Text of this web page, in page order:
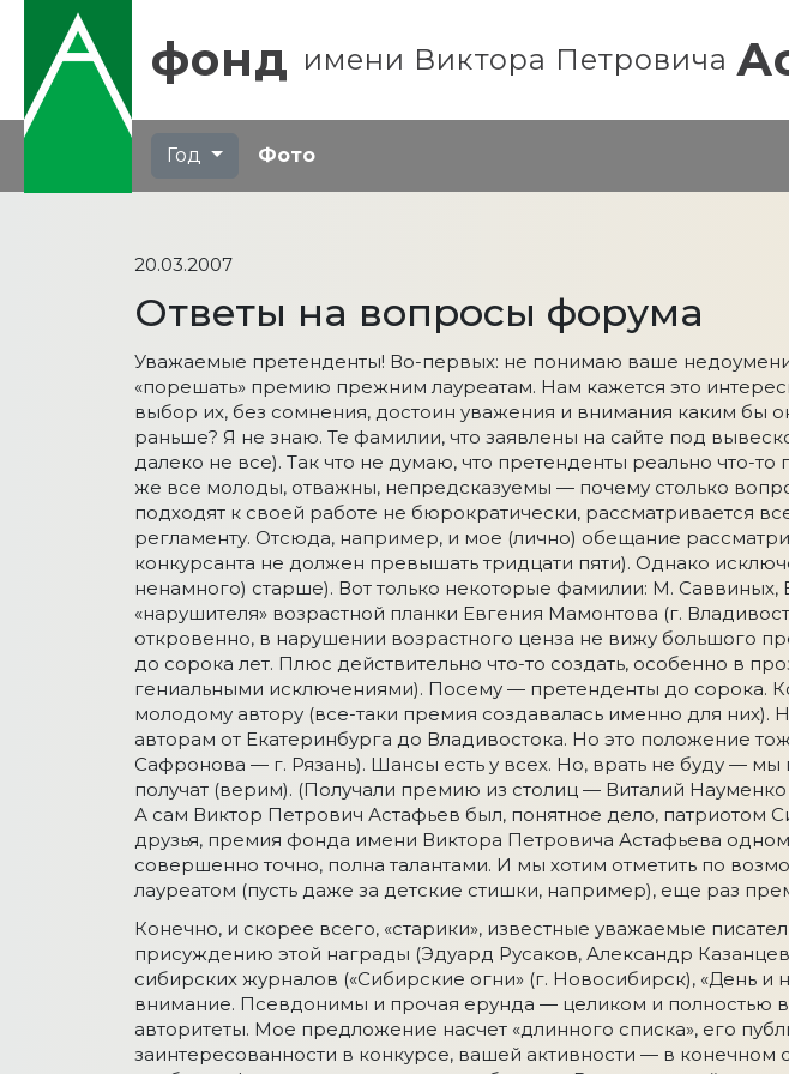
фонд имени Виктора Петровича
Год Фото
20.03.2007
Ответы на вопросы форума
Уважаемые претенденты! Во-первых: не понимаю ваше
«порешать» премию прежним лауреатам. Нам кажется это
выбор их, без сомнения, достоин уважения и внимания каким бы
раньше? Я не знаю. Те фамилии, что заявлены на сайте под
далеко не все). Так что не думаю, что претенденты реально что-
же все молоды, отважны, непредсказуемы — почему столько
подходят к своей работе не бюрократически, рассматривается
регламенту. Отсюда, например, и мое (лично) обещание
конкурсанта не должен превышать тридцати пяти). Однако
ненамного) старше). Вот только некоторые фамилии: М.
«нарушителя» возрастной планки Евгения Мамонтова (г.
откровенно, в нарушении возрастного ценза не вижу большого
до сорока лет. Плюс действительно что-то создать, особенно в
гениальными исключениями). Посему — претенденты до сорока.
молодому автору (все-таки премия создавалась именно для них).
авторам от Екатеринбурга до Владивостока. Но это положение
Сафронова — г. Рязань). Шансы есть у всех. Но, врать не буду —
получат (верим). (Получали премию из столиц — Виталий
А сам Виктор Петрович Астафьев был, понятное дело,
друзья, премия фонда имени Виктора Петровича Астафьева
совершенно точно, полна талантами. И мы хотим отметить по
лауреатом (пусть даже за детские стишки, например), еще раз
Конечно, и скорее всего, «старики», известные уважаемые
присуждению этой награды (Эдуард Русаков, Александр
сибирских журналов («Сибирские огни» (г. Новосибирск), «День
внимание. Псевдонимы и прочая ерунда — целиком и полностью
авторитеты. Мое предложение насчет «длинного списка», его
заинтересованности в конкурсе, вашей активности — в конечном